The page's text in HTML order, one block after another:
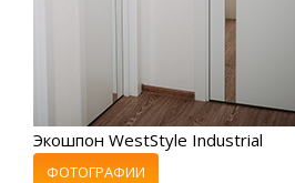
Экошпон WestStyle Industrial
ФОТОГРАФИИ